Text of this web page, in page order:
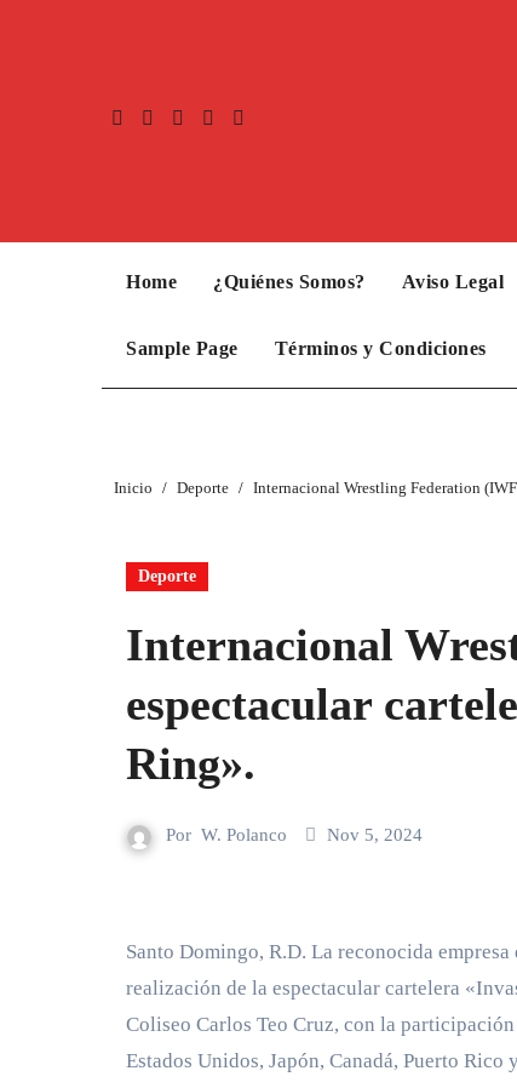
Home ¿Quiénes Somos? Aviso Legal
Sample Page Términos y Condiciones
Inicio Deporte Internacional Wrestling Federation
Deporte
Internacional
espectacular
Ring».
Por W. Polanco Nov 5, 2024
Santo Domingo, R.D. La reconocida empresa de lucha libre, International Wrestling Federation (IWF), anunció la
realización de la espectacular cartelera
Coliseo Carlos Teo Cruz, con la
Estados Unidos, Japón, Canadá, Puerto